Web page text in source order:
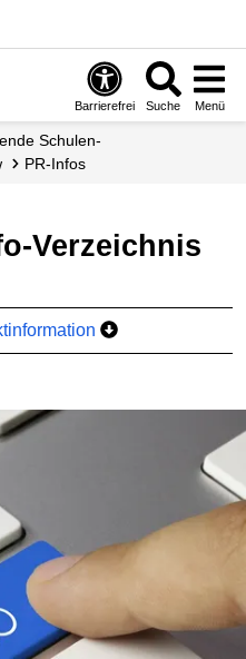
Barrierefrei Suche Menü
Schulen-
PR-Infos
Verzeichnis